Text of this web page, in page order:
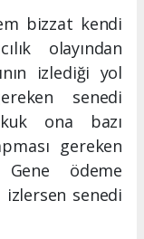
bizzat kendi
olayından
izlediği yol
senedi
ona bazı
gereken
ödeme
izlersen senedi